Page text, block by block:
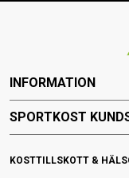
KOSTTILLSKOTT &
INFORMATION
SPORTKOST